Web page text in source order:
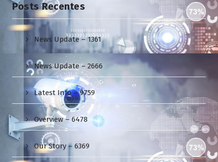
Posts Recentes
News Update – 1361
News Update – 2666
Latest Info – 9759
Overview – 6478
Our Story – 6369